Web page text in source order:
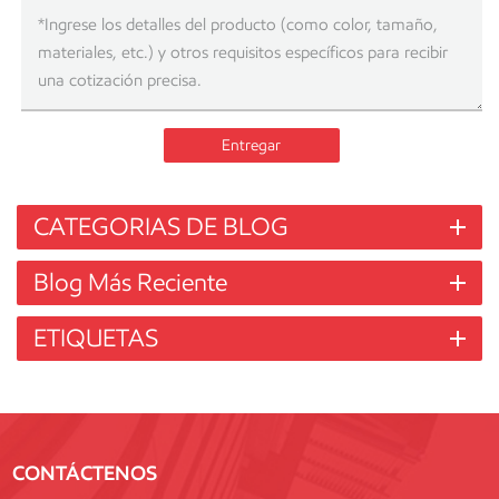
Las paredes de concreto pueden resistir el fuego, las plagas y el clima
severo, y potencialmente pueden soportar durante siglos,
comúnmente llamados "hogares de 1000 años" por algunos
profesionales. Aislamiento de ruido: Ideal para la comodidad y el
aislamiento, las paredes ICF proporcionan un excelente aislamiento
de ruido en las áreas donde el ruido podría ser una preocupación y,
Concreto tiene una vida excepcionalmente larga; Por lo tanto,
difícilmente se requerirían reparaciones como la repintado y el control
de plagas, lo que a largo plazo lo convierte en una construcción de
bajo mantenimiento. Factores que influyen en los costos de
ICF Varios elementos contribuyen al costo total de un edificio ICF,
como se observa en análisis recientes:1. Tipo de material: Poliestireno
ejemplo, Nexcem): más caro, con un bloque de alrededor de $ 9.00 a
Entregar
CATEGORIAS DE BLOG
Blog Más Reciente
ETIQUETAS
CONTÁCTENOS